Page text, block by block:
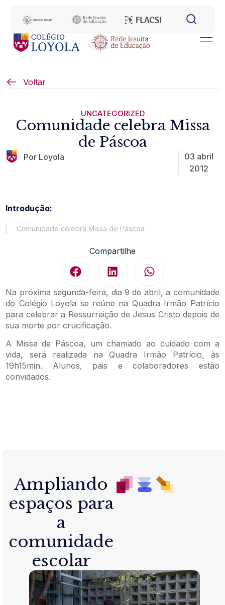
Voltar
UNCATEGORIZED
Comunidade celebra Missa
de Páscoa
Por Loyola
03 abril
2012
Introdução:
Comunidade celebra Missa de Páscoa
Compartilhe
Na próxima segunda-feira, dia 9 de abril, a comunidade
do Colégio Loyola se reúne na Quadra Irmão Patrício
para celebrar a Ressurreição de Jesus Cristo depois de
sua morte por crucificação.
A Missa de Páscoa, um chamado ao cuidado com a
vida, será realizada na Quadra Irmão Patrício, às
19h15min. Alunos, pais e colaboradores estão
convidados.
Ampliando
espaços para
a
comunidade
escolar